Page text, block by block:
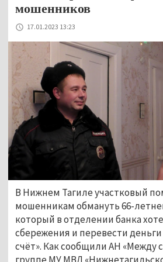
мошенников
17.01.2023 13:23
В Нижнем Тагиле участковый
мошенникам обмануть 66-
который в отделении банка
сбережения и перевести
счёт». Как сообщили АН «Между